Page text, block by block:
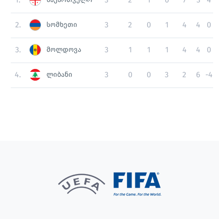
2. სომხეთი 3 2 0 1 4 4 0
3. მოლდოვა 3 1 1 1 4 4 0
4. ლიბანი 3 0 0 3 2 6 -4